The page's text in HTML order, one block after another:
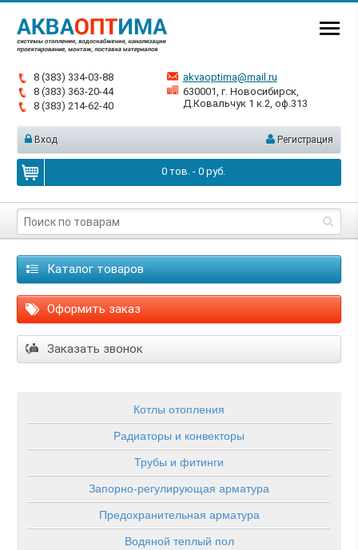
8 (383) 334-03-88
8 (383) 363-20-44
8 (383) 214-62-40
akvaoptima@mail.ru
630001, г. Новосибирск,
Д.Ковальчук 1 к.2, оф.313
Вход Регистрация
0тов. - 0руб.
Каталог товаров
Оформить заказ
Заказать звонок
Котлы отопления
Радиаторы и конвекторы
Трубы и фитинги
Запорно-регулирующая арматура
Предохранительная арматура
Водяной теплый пол